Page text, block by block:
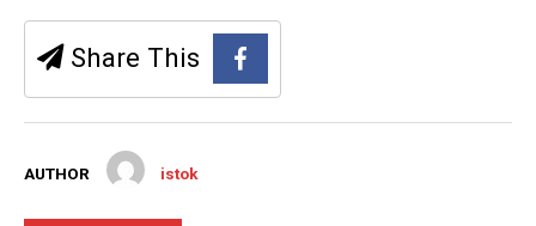
Share This
AUTHOR istok